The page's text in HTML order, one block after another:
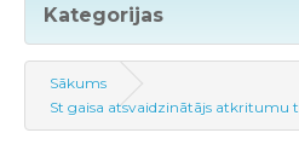
Kategorijas
Sākums
St gaisa atsvaidzinātājs atkritumu